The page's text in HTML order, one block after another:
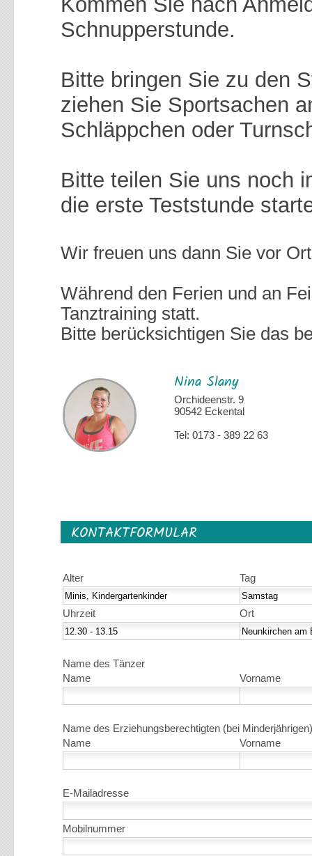
Schnupperstunde.
Bitte bringen Sie zu den
ziehen Sie Sportsachen
Schläppchen oder
Bitte teilen Sie uns noch
die erste Teststunde
Wir freuen uns dann Sie vor
Während den Ferien und an
Tanztraining statt.
Bitte berücksichtigen Sie das
Nina Slany
Orchideenstr. 9
90542 Eckental
Tel: 0173 - 389 22 63
KONTAKTFORMULAR
Alter Tag
Uhrzeit Ort
Name des Tänzer
Name
Vorname
Name des Erziehungsberechtigten (bei
Name
Vorname
E-Mailadresse
Mobilnummer